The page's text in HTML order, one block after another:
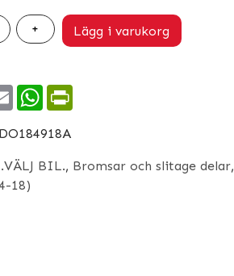
+ Lägg i varukorg
EmailWhatsAppPrintFriendly
.VÄLJ BIL., Bromsar och slitage delar,
18)